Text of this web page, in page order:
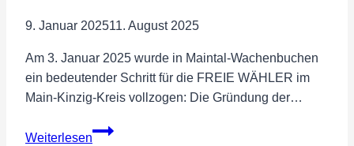
9. Januar 202511. August 2025
Am 3. Januar 2025 wurde in Maintal-Wachenbuchen
ein bedeutender Schritt für die FREIE WÄHLER im
Main-Kinzig-Kreis vollzogen: Die Gründung der…
Weiterlesen
FREIE